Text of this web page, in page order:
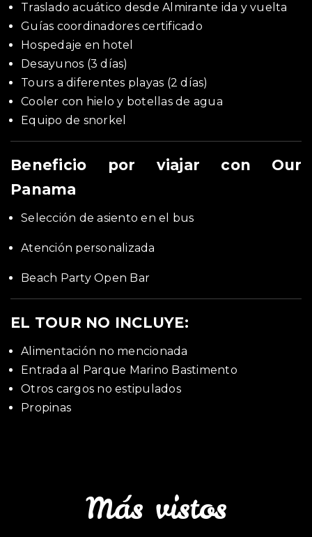
Traslado acuático desde Almirante ida y vuelta
Guías coordinadores certificado
Hospedaje en hotel
Desayunos (3 días)
Tours a diferentes playas (2 días)
Cooler con hielo y botellas de agua
Equipo de snorkel
Beneficio por viajar con Our
Panama
Selección de asiento en el bus
Atención personalizada
Beach Party Open Bar
EL TOUR NO INCLUYE:
Alimentación no mencionada
Entrada al Parque Marino Bastimento
Otros cargos no estipulados
Propinas
Más vistos